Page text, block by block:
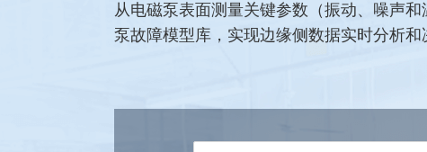
从电磁泵表面测量关键参数（振动、噪声
泵故障模型库，实现边缘侧数据实时分析和